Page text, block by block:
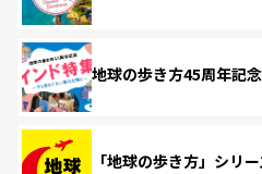
地球の歩き方45周年記
「地球の歩き方」シリ